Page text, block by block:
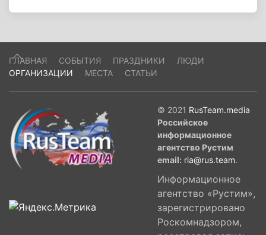
ГЛАВНАЯ СОБЫТИЯ ПРАЗДНИКИ
ЛЮДИ
ОРГАНИЗАЦИИ
МЕСТА СТАТЬИ
© 2021 RusTeam.media
Российское
информационное
агентство Рустим
email: ria@rus.team.
Информационное
агентство «Рустим»,
зарегистрировано
Роскомнадзором,